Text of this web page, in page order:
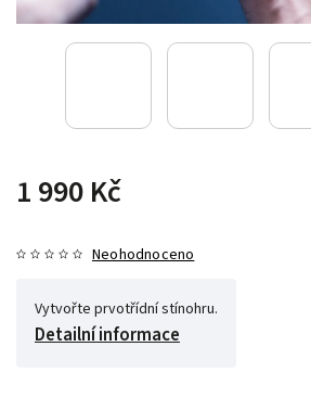
1 990 Kč
Neohodnoceno
Vytvořte prvotřídní stínohru.
Detailní informace